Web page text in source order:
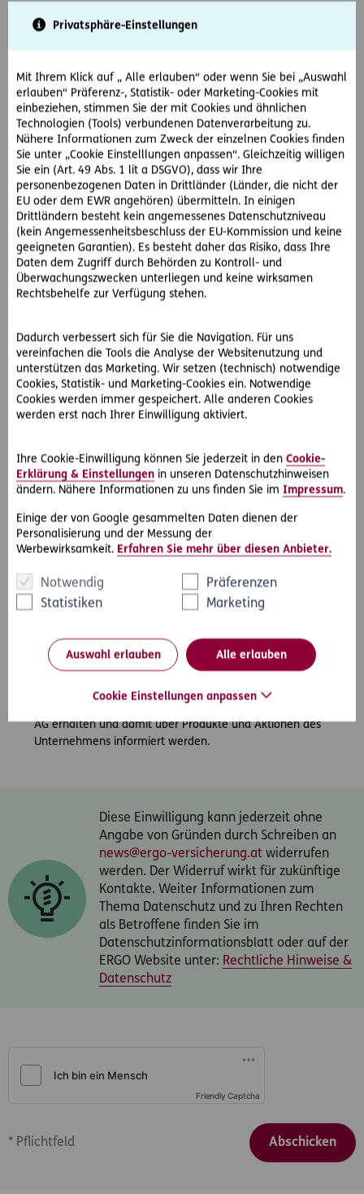
Privatsphäre-Einstellungen
Mit Ihrem Klick auf „ Alle erlauben“ oder wenn Sie bei „Auswahl
erlauben“ Präferenz-, Statistik- oder Marketing-Cookies mit
einbeziehen, stimmen Sie der mit Cookies und ähnlichen
Technologien (Tools) verbundenen Datenverarbeitung zu.
Nähere Informationen zum Zweck der einzelnen Cookies finden
Sie unter „Cookie Einstelllungen anpassen“. Gleichzeitig willigen
Sie ein (Art. 49 Abs. 1 lit a DSGVO), dass wir Ihre
personenbezogenen Daten in Drittländer (Länder, die nicht der
EU oder dem EWR angehören) übermitteln. In einigen
Drittländern besteht kein angemessenes Datenschutzniveau
(kein Angemessenheitsbeschluss der EU-Kommission und keine
geeigneten Garantien). Es besteht daher das Risiko, dass Ihre
Daten dem Zugriff durch Behörden zu Kontroll- und
Überwachungszwecken unterliegen und keine wirksamen
Rechtsbehelfe zur Verfügung stehen.
Dadurch verbessert sich für Sie die Navigation. Für uns
vereinfachen die Tools die Analyse der Websitenutzung und
unterstützen das Marketing. Wir setzen (technisch) notwendige
Cookies, Statistik- und Marketing-Cookies ein. Notwendige
Cookies werden immer gespeichert. Alle anderen Cookies
werden erst nach Ihrer Einwilligung aktiviert.
Ihre Cookie-Einwilligung können Sie jederzeit in den Cookie-
Erklärung & Einstellungen in unseren Datenschutzhinweisen
ändern. Nähere Informationen zu uns finden Sie im Impressum.
Einige der von Google gesammelten Daten dienen der
Personalisierung und der Messung der
Werbewirksamkeit. Erfahren Sie mehr über diesen Anbieter.
Notwendig
Präferenzen
Statistiken
Marketing
Auswahl erlauben Alle erlauben
Cookie Einstellungen anpassen
Vorname*
Nachname*
Telefonnummer
E-Mail Adresse*
Nachricht
Empfohlen von
Zweck der Vereinbarung eines persönlichen Termins sowie der
Beratung und des Angebots / der Bewerbung von
AG erhalten und damit über Produkte und Aktionen des
Unternehmens informiert werden.
Diese Einwilligung kann jederzeit ohne
Angabe von Gründen durch Schreiben an
news@ergo-versicherung.at widerrufen
werden. Der Widerruf wirkt für zukünftige
Kontakte. Weiter Informationen zum
Thema Datenschutz und zu Ihren Rechten
als Betroffene finden Sie im
Datenschutzinformationsblatt oder auf der
ERGO Website unter: Rechtliche Hinweise &
Datenschutz
Friendly Captcha
* Pflichtfeld Abschicken